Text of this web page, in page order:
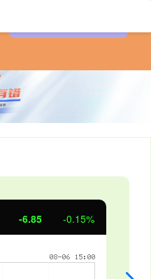
3.42 0.30%